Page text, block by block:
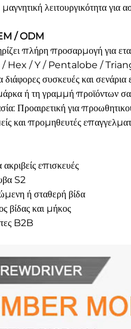
λειτουργικότητα για
/ ODM
πλήρη προσαρμογή για
/ Hex / Y / Pentalobe /
συσκευές και σενάρια
ή τη γραμμή προϊόντων
Προαιρετική για
και προμηθευτές
επισκευές
S2
ή σταθερή βίδα
βίδας και μήκος
B2B